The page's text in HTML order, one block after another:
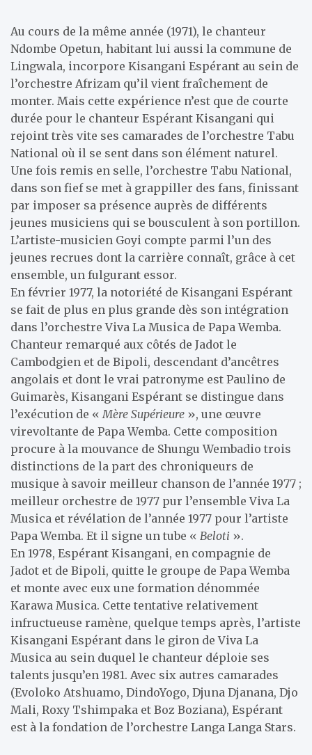
Au cours de la même année (1971), le chanteur
Ndombe Opetun, habitant lui aussi la commune de
Lingwala, incorpore Kisangani Espérant au sein de
l’orchestre Afrizam qu’il vient fraîchement de
monter. Mais cette expérience n’est que de courte
durée pour le chanteur Espérant Kisangani qui
rejoint très vite ses camarades de l’orchestre Tabu
National où il se sent dans son élément naturel.
Une fois remis en selle, l’orchestre Tabu National,
dans son fief se met à grappiller des fans, finissant
par imposer sa présence auprès de différents
jeunes musiciens qui se bousculent à son portillon.
L’artiste-musicien Goyi compte parmi l’un des
jeunes recrues dont la carrière connaît, grâce à cet
ensemble, un fulgurant essor.
En février 1977, la notoriété de Kisangani Espérant
se fait de plus en plus grande dès son intégration
dans l’orchestre Viva La Musica de Papa Wemba.
Chanteur remarqué aux côtés de Jadot le
Cambodgien et de Bipoli, descendant d’ancêtres
angolais et dont le vrai patronyme est Paulino de
Guimarès, Kisangani Espérant se distingue dans
l’exécution de « Mère Supérieure », une œuvre
virevoltante de Papa Wemba. Cette composition
procure à la mouvance de Shungu Wembadio trois
distinctions de la part des chroniqueurs de
musique à savoir meilleur chanson de l’année 1977 ;
meilleur orchestre de 1977 pur l’ensemble Viva La
Musica et révélation de l’année 1977 pour l’artiste
Papa Wemba. Et il signe un tube « Beloti ».
En 1978, Espérant Kisangani, en compagnie de
Jadot et de Bipoli, quitte le groupe de Papa Wemba
et monte avec eux une formation dénommée
Karawa Musica. Cette tentative relativement
infructueuse ramène, quelque temps après, l’artiste
Kisangani Espérant dans le giron de Viva La
Musica au sein duquel le chanteur déploie ses
talents jusqu’en 1981. Avec six autres camarades
(Evoloko Atshuamo, DindoYogo, Djuna Djanana, Djo
Mali, Roxy Tshimpaka et Boz Boziana), Espérant
est à la fondation de l’orchestre Langa Langa Stars.